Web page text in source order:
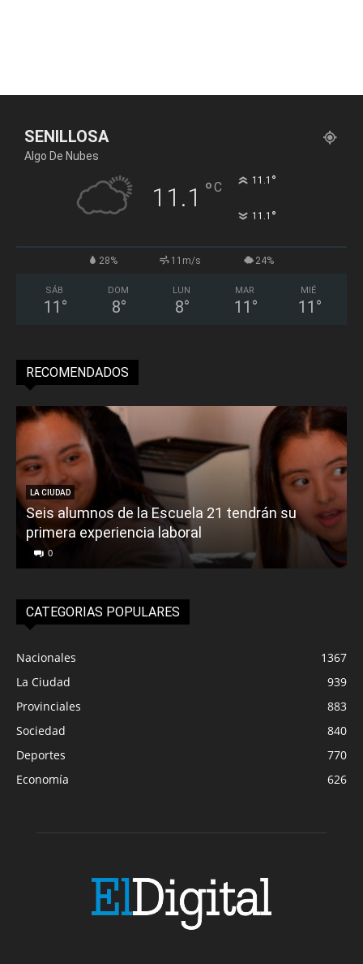
SENILLOSA
Algo De Nubes
11.1 °C 11.1 °
11.1 °
28% 11m/s 24%
SÁB
11 °
DOM
8°
LUN
8°
MAR
11 °
MIÉ
11 °
RECOMENDADOS
LA CIUDAD
Seis alumnos de la Escuela 21 tendrán su
primera experiencia laboral
0
CATEGORIAS POPULARES
Nacionales
1367
La Ciudad
939
Provinciales
883
Sociedad
840
Deportes
770
Economía
626